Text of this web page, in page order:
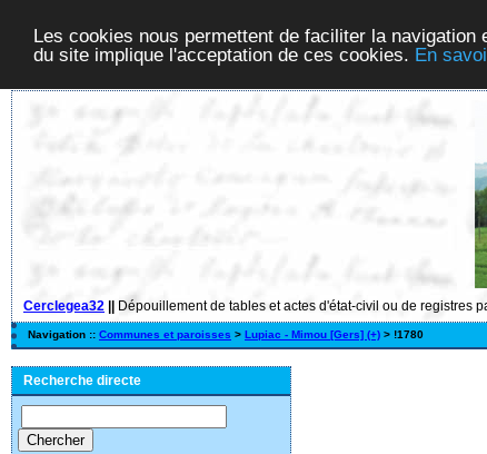
Les cookies nous permettent de faciliter la
du site implique l'acceptation de ces cookies. En
Cerclegea32 Dépouillement de tables et actes d'état-civil ou de registres
Navigation :: Communes et paroisses > Lupiac - Mimou [Gers] (+) > !1780
Recherche directe